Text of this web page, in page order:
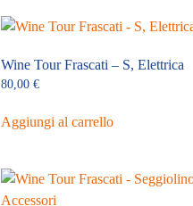
Wine Tour Frascati – S, Elettrica
80,00 €
Aggiungi al carrello